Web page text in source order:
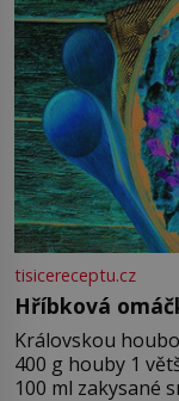
tisicereceptu.cz
Hříbková
Královskou houbou
400 g houby 1
100 ml zakysané